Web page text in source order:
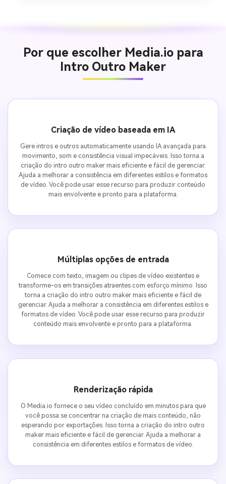
Por que escolher Media.io para
Intro Outro Maker
Criação de vídeo baseada em IA
Gere intros e outros automaticamente usando IA avançada para
movimento, som e consistência visual impecáveis. Isso torna a
criação do intro outro maker mais eficiente e fácil de gerenciar.
Ajuda a melhorar a consistência em diferentes estilos e formatos
de vídeo. Você pode usar esse recurso para produzir conteúdo
mais envolvente e pronto para a plataforma.
Múltiplas opções de entrada
Comece com texto, imagem ou clipes de vídeo existentes e
transforme-os em transições atraentes com esforço mínimo. Isso
torna a criação do intro outro maker mais eficiente e fácil de
gerenciar. Ajuda a melhorar a consistência em diferentes estilos e
formatos de vídeo. Você pode usar esse recurso para produzir
conteúdo mais envolvente e pronto para a plataforma.
Renderização rápida
O Media.io fornece o seu vídeo concluído em minutos para que
você possa se concentrar na criação de mais conteúdo, não
esperando por exportações. Isso torna a criação do intro outro
maker mais eficiente e fácil de gerenciar. Ajuda a melhorar a
consistência em diferentes estilos e formatos de vídeo.